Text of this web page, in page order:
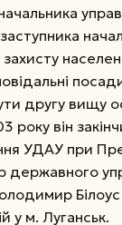
захисту
другу вищу
року він
УДАУ при
державного
у м. Луганськ.